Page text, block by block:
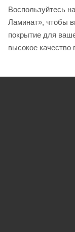
Воспользуйтесь
Ламинат», чтобы
покрытие для
высокое качество